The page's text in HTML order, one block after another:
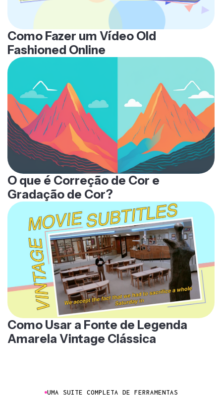
Como Fazer um Vídeo Old
Fashioned Online
O que é Correção de Cor e
Gradação de Cor?
Como Usar a Fonte de Legenda
Amarela Vintage Clássica
UMA SUITE COMPLETA DE FERRAMENTAS